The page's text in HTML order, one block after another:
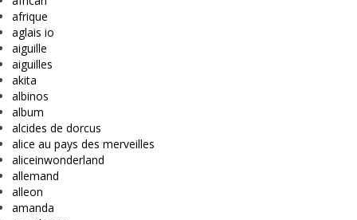
afrique
aglais io
aiguille
aiguilles
akita
albinos
album
alcides de dorcus
alice au pays des merveilles
aliceinwonderland
allemand
alleon
amanda